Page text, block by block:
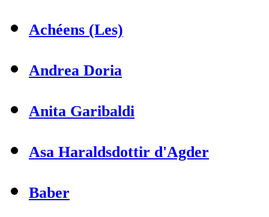
Achéens (Les)
Andrea Doria
Anita Garibaldi
Asa Haraldsdottir d'Agder
Baber